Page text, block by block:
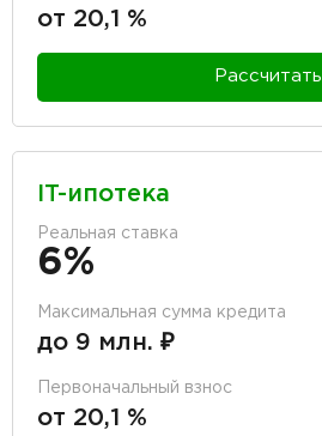
от 20,1 %
Рассчитать
IT-ипотека
Реальная ставка
6%
Максимальная сумма кредита
до 9 млн. ₽
Первоначальный взнос
от 20,1 %